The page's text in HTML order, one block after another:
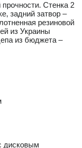
Стенка 2
задний затвор –
резиновой
из Украины
из бюджета –
дисковым